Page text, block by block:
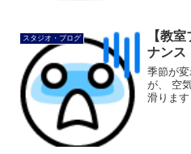
スタジオ・ブログ
【教
ナンス
季節が
が、 空
滑りま